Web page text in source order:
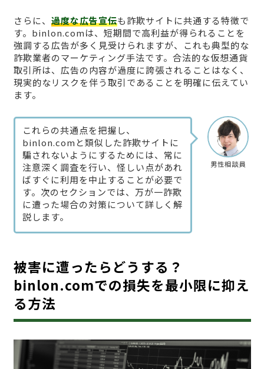
さらに、 過度な広告宣伝も詐欺サイトに共通する特徴で
す。binlon.comは、短期間で高利益が得られることを
強調する広告が多く見受けられますが、これも典型的な
詐欺業者のマーケティング手法です。合法的な仮想通貨
取引所は、広告の内容が過度に誇張されることはなく、
現実的なリスクを伴う取引であることを明確に伝えてい
ます。
男性相談員
これらの共通点を把握し、
binlon.comと類似した詐欺サイトに
騙されないようにするためには、常に
注意深く調査を行い、怪しい点があれ
ばすぐに利用を中止することが必要で
す。次のセクションでは、万が一詐欺
に遭った場合の対策について詳しく解
説します。
被害に遭ったらどうする？
binlon.comでの損失を最小限に抑え
る方法